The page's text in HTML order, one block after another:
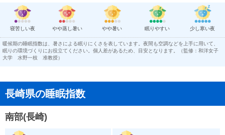
寝苦しい夜 やや蒸し暑い やや暑い 眠りやすい 少し寒い夜
暖候期の睡眠指数は、暑さによる眠りにくさを表しています。夜間も空調などを上手に用いて、
眠りの環境づくりにお役立てください。個人差があるため、目安となります。（監修：和洋女子
大学 水野一枝 准教授）
長崎県の睡眠指数
南部(長崎)